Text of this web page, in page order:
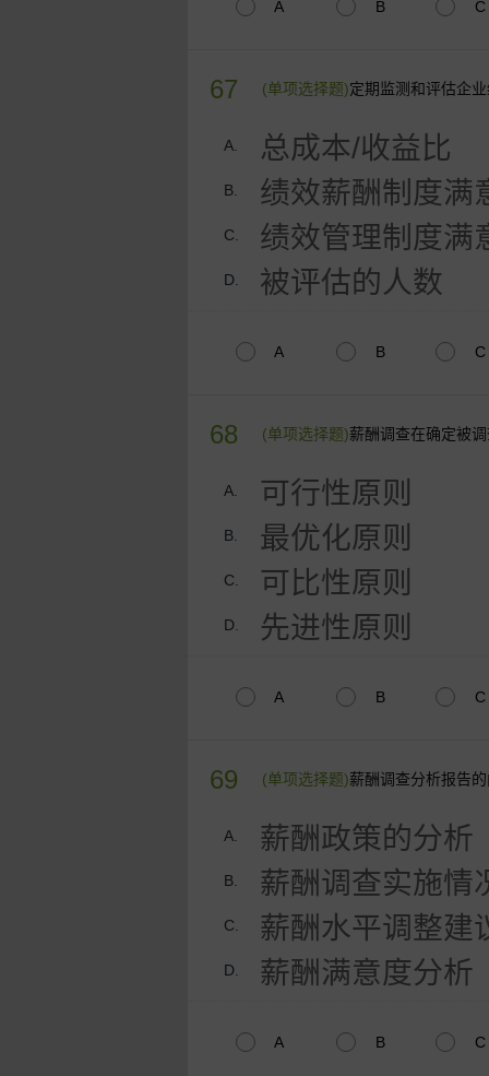
A B C
67 (单项选择题)定期监测和评估企
A. 总成本/收益比
B. 绩效薪酬制度满
C. 绩效管理制度满
D. 被评估的人数
A B C
68 (单项选择题)薪酬调查在确定被
A. 可行性原则
B. 最优化原则
C. 可比性原则
D. 先进性原则
A B C
69 (单项选择题)薪酬调查分析报告
A. 薪酬政策的分析
B. 薪酬调查实施情
C. 薪酬水平调整建
D. 薪酬满意度分析
A B C